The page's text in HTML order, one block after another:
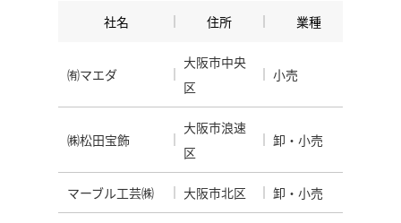
社名 住所 業種
㈲マエダ
大阪市中央
区
小売
㈱松田宝飾
大阪市浪速
区
卸・小売
マーブル工芸㈱ 大阪市北区 卸・小売